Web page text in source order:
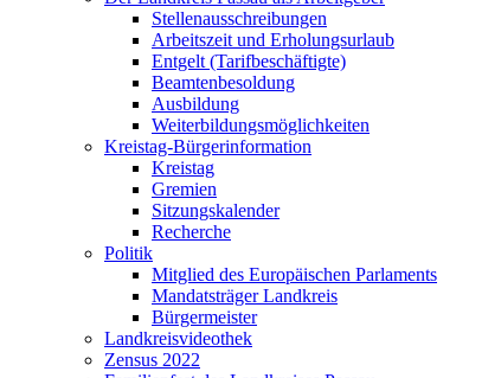
Stellenausschreibungen
Arbeitszeit und Erholungsurlaub
Entgelt (Tarifbeschäftigte)
Beamtenbesoldung
Ausbildung
Weiterbildungsmöglichkeiten
Kreistag-Bürgerinformation
Kreistag
Gremien
Sitzungskalender
Recherche
Politik
Mitglied des Europäischen Parlaments
Mandatsträger Landkreis
Bürgermeister
Landkreisvideothek
Zensus 2022